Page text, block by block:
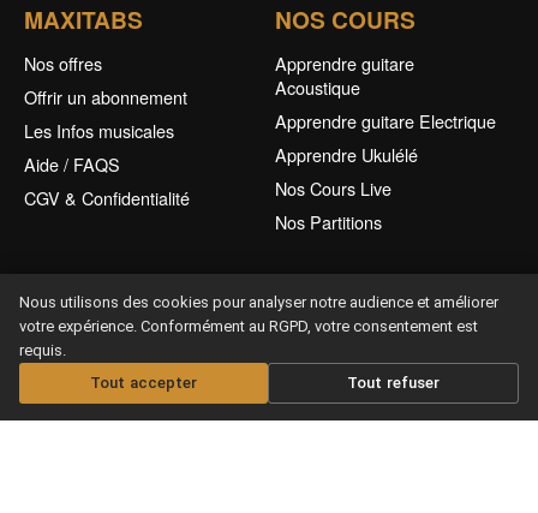
MAXITABS
Nos offres
Offrir un abonnement
Les Infos musicales
Aide / FAQS
CGV & Confidentialité
NOS COURS
Apprendre guitare
Acoustique
Apprendre guitare Electrique
Apprendre Ukulélé
Nos Cours Live
Nos Partitions
Offrir un abonnement
Nous utilisons des cookies pour analyser notre audience et améliorer
votre expérience. Conformément au RGPD, votre consentement est
requis.
Tout accepter
Tout refuser